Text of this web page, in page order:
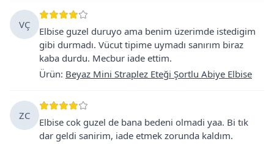
VÇ
Elbise guzel duruyo ama benim üzerimde istedigim
gibi durmadı. Vücut tipime uymadı sanırım biraz
kaba durdu. Mecbur iade ettim.
Ürün: Beyaz Mini Straplez Eteği Şortlu Abiye Elbise
ZC
Elbise cok guzel de bana bedeni olmadi yaa. Bi tık
dar geldi sanirim, iade etmek zorunda kaldım.